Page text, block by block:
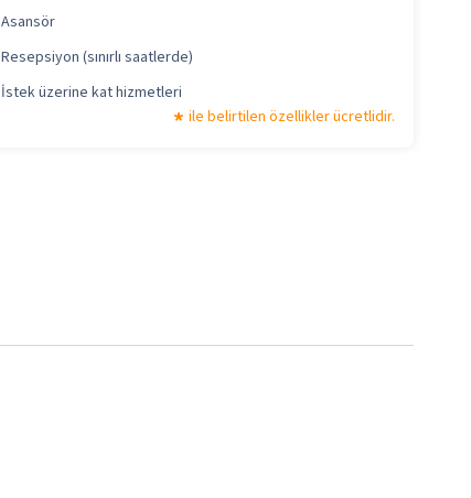
Asansör
Resepsiyon (sınırlı saatlerde)
İstek üzerine kat hizmetleri
ile belirtilen özellikler ücretlidir.